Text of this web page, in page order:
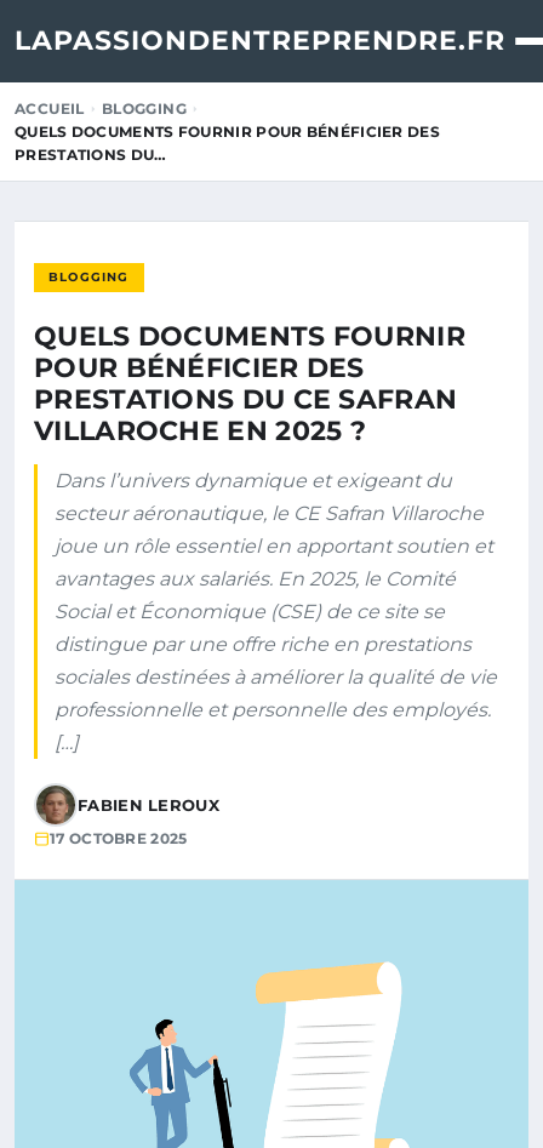
LAPASSIONDENTREPRENDRE.FR
ACCUEIL
BLOGGING
QUELS DOCUMENTS FOURNIR POUR BÉNÉFICIER DES
PRESTATIONS DU…
BLOGGING
QUELS DOCUMENTS FOURNIR
POUR BÉNÉFICIER DES
PRESTATIONS DU CE SAFRAN
VILLAROCHE EN 2025 ?
Dans l’univers dynamique et exigeant du
secteur aéronautique, le CE Safran Villaroche
joue un rôle essentiel en apportant soutien et
avantages aux salariés. En 2025, le Comité
Social et Économique (CSE) de ce site se
distingue par une offre riche en prestations
sociales destinées à améliorer la qualité de vie
professionnelle et personnelle des employés.
[…]
FABIEN LEROUX
17 OCTOBRE 2025